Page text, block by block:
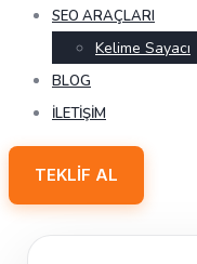
SEO ARAÇLARI
Kelime Sayacı
BLOG
İLETIŞIM
TEKLIF AL